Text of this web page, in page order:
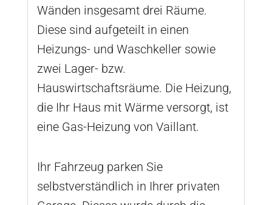
Wänden insgesamt drei Räume.
Diese sind aufgeteilt in einen
Heizungs- und Waschkeller sowie
zwei Lager- bzw.
Hauswirtschaftsräume. Die Heizung,
die Ihr Haus mit Wärme versorgt, ist
eine Gas-Heizung von Vaillant.
Ihr Fahrzeug parken Sie
selbstverständlich in Ihrer privaten